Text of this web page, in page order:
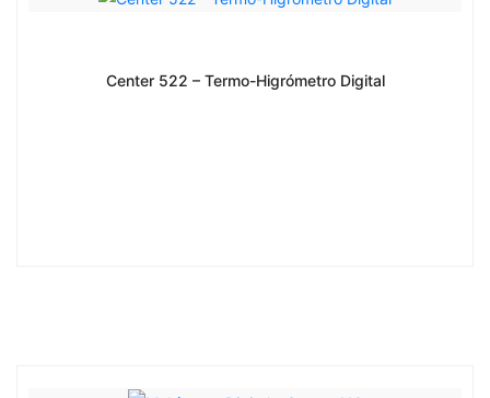
Center 522 – Termo-Higrómetro Digital